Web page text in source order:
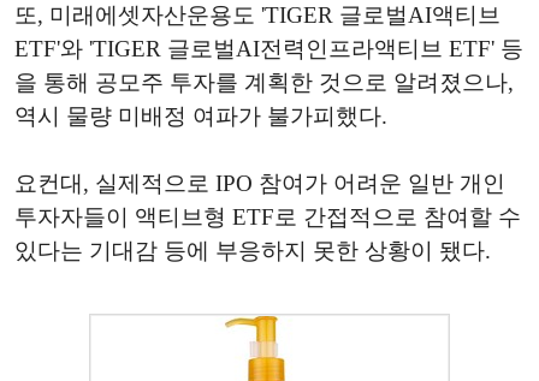
또, 미래에셋자산운용도 'TIGER 글로벌AI액티브
ETF'와 'TIGER 글로벌AI전력인프라액티브 ETF' 등
을 통해 공모주 투자를 계획한 것으로 알려졌으나,
역시 물량 미배정 여파가 불가피했다.
요컨대, 실제적으로 IPO 참여가 어려운 일반 개인
투자자들이 액티브형 ETF로 간접적으로 참여할 수
있다는 기대감 등에 부응하지 못한 상황이 됐다.